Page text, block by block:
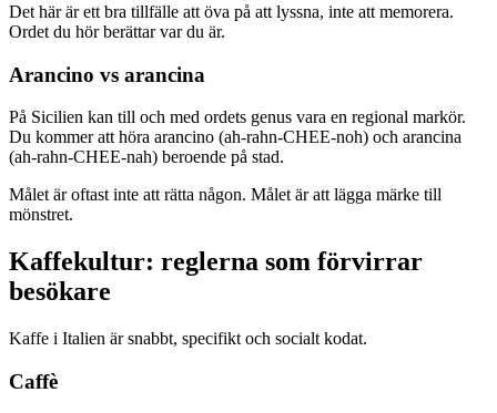
Det här är ett bra tillfälle att öva på att lyssna, inte att memorera.
Ordet du hör berättar var du är.
Arancino vs arancina
På Sicilien kan till och med ordets genus vara en regional markör.
Du kommer att höra arancino (ah-rahn-CHEE-noh) och arancina
(ah-rahn-CHEE-nah) beroende på stad.
Målet är oftast inte att rätta någon. Målet är att lägga märke till
mönstret.
Kaffekultur: reglerna som förvirrar
besökare
Kaffe i Italien är snabbt, specifikt och socialt kodat.
Caffè